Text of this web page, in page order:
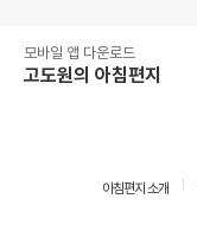
모바일 앱 다운로드
고도원의 아침편지
아침편지 소개